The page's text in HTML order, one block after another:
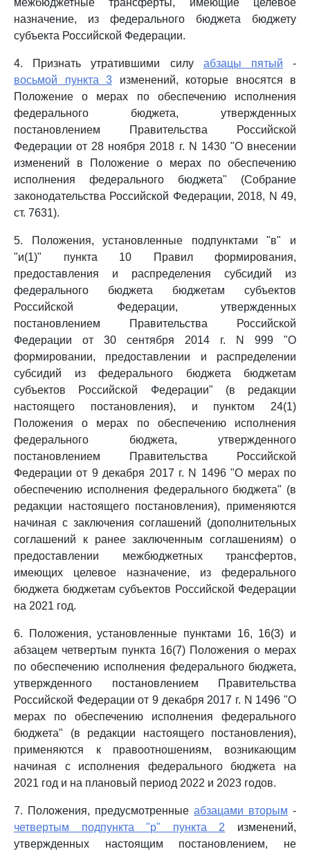
межбюджетные трансферты, имеющие целевое
назначение, из федерального бюджета бюджету
субъекта Российской Федерации.
4. Признать утратившими силу абзацы пятый -
восьмой пункта 3 изменений, которые вносятся в
Положение о мерах по обеспечению исполнения
федерального бюджета, утвержденных
постановлением Правительства Российской
Федерации от 28 ноября 2018 г. N 1430 "О внесении
изменений в Положение о мерах по обеспечению
исполнения федерального бюджета" (Собрание
законодательства Российской Федерации, 2018, N 49,
ст. 7631).
5. Положения, установленные подпунктами "в" и
"и(1)" пункта 10 Правил формирования,
предоставления и распределения субсидий из
федерального бюджета бюджетам субъектов
Российской Федерации, утвержденных
постановлением Правительства Российской
Федерации от 30 сентября 2014 г. N 999 "О
формировании, предоставлении и распределении
субсидий из федерального бюджета бюджетам
субъектов Российской Федерации" (в редакции
настоящего постановления), и пунктом 24(1)
Положения о мерах по обеспечению исполнения
федерального бюджета, утвержденного
постановлением Правительства Российской
Федерации от 9 декабря 2017 г. N 1496 "О мерах по
обеспечению исполнения федерального бюджета" (в
редакции настоящего постановления), применяются
начиная с заключения соглашений (дополнительных
соглашений к ранее заключенным соглашениям) о
предоставлении межбюджетных трансфертов,
имеющих целевое назначение, из федерального
бюджета бюджетам субъектов Российской Федерации
на 2021 год.
6. Положения, установленные пунктами 16, 16(3) и
абзацем четвертым пункта 16(7) Положения о мерах
по обеспечению исполнения федерального бюджета,
утвержденного постановлением Правительства
Российской Федерации от 9 декабря 2017 г. N 1496 "О
мерах по обеспечению исполнения федерального
бюджета" (в редакции настоящего постановления),
применяются к правоотношениям, возникающим
начиная с исполнения федерального бюджета на
2021 год и на плановый период 2022 и 2023 годов.
7. Положения, предусмотренные абзацами вторым -
четвертым подпункта "р" пункта 2 изменений,
утвержденных настоящим постановлением, не